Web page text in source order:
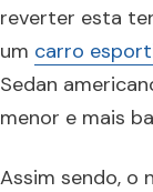
reverter esta
um carro
Sedan
menor e mais
Assim sendo, o